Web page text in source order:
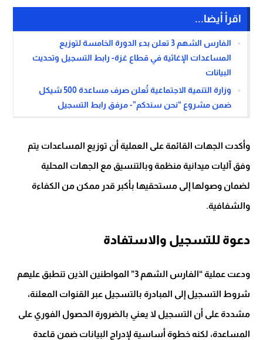
اقرأ أيضا...
الفارس الشهم 3 تعلن بدء الدورة الخامسة لتوزيع
المساعدات الإغاثية في قطاع غزة- رابط التسجيل وتحديث
البيانات
وزارة التنمية الاجتماعية تُعلن صرف مساعدة 500 شيكل
ضمن مشروع “نحن سندكم”- مرفق رابط التسجيل
وأكدت الجهات القائمة على العملية أن توزيع المساعدات يتم
وفق آليات ميدانية منظمة وبالتنسيق مع الجهات المحلية
لضمان وصولها إلى مستحقيها بأكبر قدر ممكن من الكفاءة
والشفافية.
دعوة للتسجيل والاستفادة
ودعت عملية “الفارس الشهم 3” المواطنين الذين تنطبق عليهم
شروط التسجيل إلى المبادرة بالتسجيل عبر القنوات المعلنة،
مشددة على أن التسجيل لا يعني بالضرورة الحصول الفوري على
المساعدة، لكنه خطوة أساسية لإدراج البيانات ضمن قاعدة